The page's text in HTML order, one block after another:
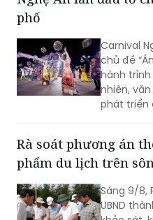
phố
Carnival
chủ đề
hành
nhiên,
phát triển
Rà soát phương án
phẩm du lịch trên
Sáng 9/8,
UBND